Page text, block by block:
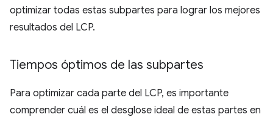
optimizar todas estas subpartes para lograr los mejores
resultados del LCP.
Tiempos óptimos de las subpartes
Para optimizar cada parte del LCP, es importante
comprender cuál es el desglose ideal de estas partes en